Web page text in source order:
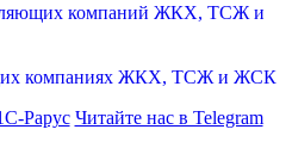
компаний ЖКХ, ТСЖ и
компаниях ЖКХ, ТСЖ и ЖСК
Рарус Читайте нас в Telegram